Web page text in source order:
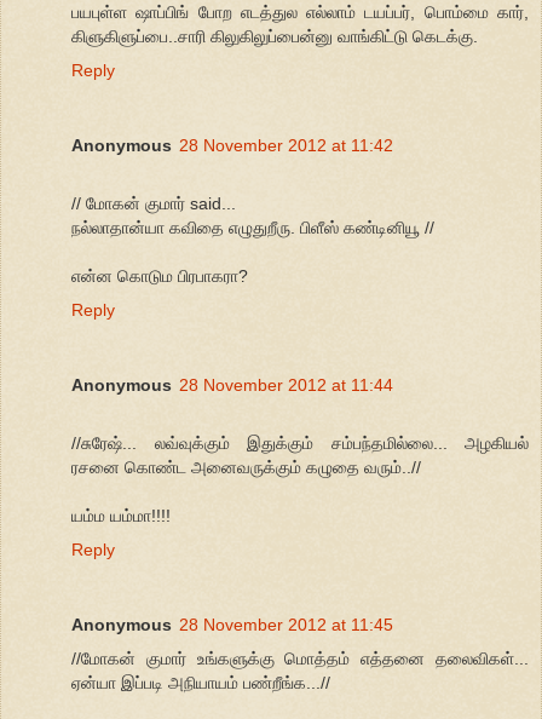
பயபுள்ள ஷாப்பிங் போற எடத்துல எல்லாம் டயப்பர், பொம்மை கார்,
கிளுகிளுப்பை..சாரி கிலுகிலுப்பைன்னு வாங்கிட்டு கெடக்கு.
Reply
Anonymous 28 November 2012 at 11:42
// மோகன் குமார் said...
நல்லாதான்யா கவிதை எழுதுறீரு. பிளீஸ் கண்டினியூ //
என்ன கொடும பிரபாகரா?
Reply
Anonymous 28 November 2012 at 11:44
//சுரேஷ்... லவ்வுக்கும் இதுக்கும் சம்பந்தமில்லை... அழகியல்
ரசனை கொண்ட அனைவருக்கும் கழுதை வரும்..//
யம்ம யம்மா!!!!
Reply
Anonymous 28 November 2012 at 11:45
//மோகன் குமார் உங்களுக்கு மொத்தம் எத்தனை தலைவிகள்...
ஏன்யா இப்படி அநியாயம் பண்றீங்க...//